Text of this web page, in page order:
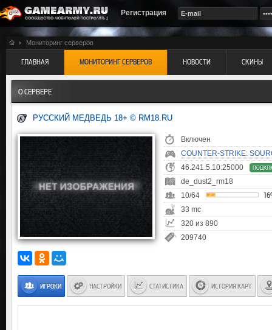
Регистрация
Мониторинг серверов
ГЛАВНАЯ МОНИТОРИНГ СЕРВЕРОВ НОВОСТИ СКИНЫ
О СЕРВЕРЕ
РУССКИЙ МЕДВЕДЬ 18+ © RM18.RU
Включен
COUNTER-STRIKE:
46.241.5.10:25000
de_dust2_rm18
10/64
33 mc
320 из 890
209740
ИГРОКИ НАСТРОЙКИ СТАТИСТИКА ИСТОРИЯ КАРТ